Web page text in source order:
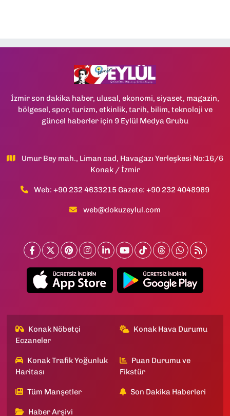
İzmir son dakika haber, ulusal, ekonomi, siyaset, magazin,
bölgesel, spor, turizm, etkinlik, tarih, bilim, teknoloji ve
güncel haberler için 9 Eylül Medya Grubu
Umur Bey mah., Liman cad, Havagazı Yerleşkesi No:16/6
Konak / İzmir
Web: +90 232 4633215 Gazete: +90 232 4048989
web@dokuzeylul.com
Konak Nöbetçi
Eczaneler
Konak Hava Durumu
Konak Trafik Yoğunluk
Haritası
Puan Durumu ve
Fikstür
Tüm Manşetler Son Dakika Haberleri
Haber Arşivi